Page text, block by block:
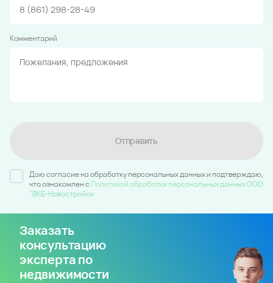
Комментарий
Отправить
Даю согласие на обработку персональных данных и подтверждаю,
что ознакомлен c Политикой обработки персональных данных ООО
"ВКБ-Новостройки
Заказать
консультацию
эксперта по
недвижимости